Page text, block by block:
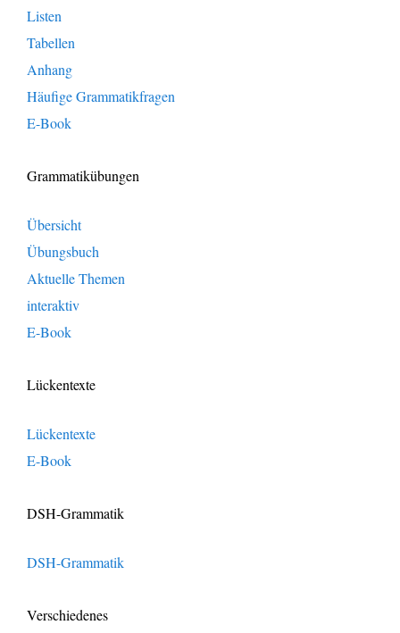
Listen
Tabellen
Anhang
Häufige Grammatikfragen
E-Book
Grammatikübungen
Übersicht
Übungsbuch
Aktuelle Themen
interaktiv
E-Book
Lückentexte
Lückentexte
E-Book
DSH-Grammatik
DSH-Grammatik
Verschiedenes